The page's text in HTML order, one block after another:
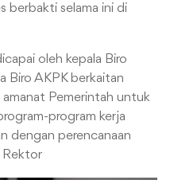
berbakti selama ini di
oleh kepala Biro
Biro AKPK berkaitan
amanat Pemerintah untuk
program kerja
dengan perencanaan
Rektor